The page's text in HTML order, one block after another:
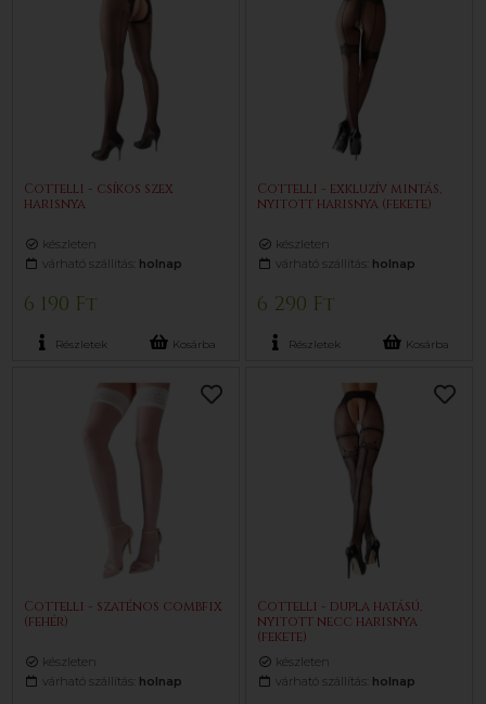
Cottelli - csíkos szex
harisnya
készleten
várható szállítás: holnap
6 190 Ft
Részletek Kosárba
Cottelli - exkluzív mintás,
nyitott harisnya (fekete)
készleten
várható szállítás: holnap
6 290 Ft
Részletek Kosárba
Cottelli - szaténos combfix
(fehér)
készleten
várható szállítás: holnap
Cottelli - dupla hatású,
nyitott necc harisnya
(fekete)
készleten
várható szállítás: holnap